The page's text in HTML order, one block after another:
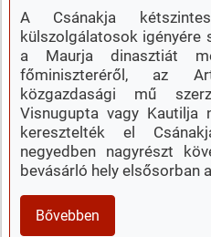
A Csánakja
külszolgálatosok igényére
a Maurja dinasztiát
főminiszteréről, az
közgazdasági mű
Visnugupta vagy Kautilja
keresztelték el
negyedben nagyrészt
bevásárló hely elsősorban
Bővebben